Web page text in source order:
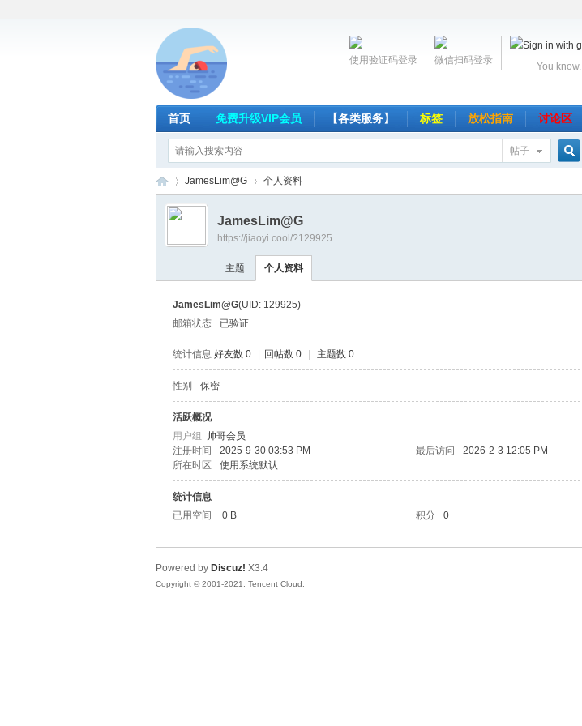
You know.
微信扫码登录
使用验证码登录
首页 免费升级VIP会员 【各类服务】 标签 放松指南 讨论区
帖子
网
›
JamesLim@G 个人资料
JamesLim@G
https://jiaoyi.cool/?129925
主题 个人资料
JamesLim@G(UID: 129925)
邮箱状态
已验证
统计信息 好友数 0 回帖数 0 主题数 0
性别 保密
活跃概况
用户组 帅哥会员
注册时间
2025-9-30 03:53 PM 最后访问 2026-2-3 12:05 PM
所在时区
使用系统默认
统计信息
已用空间
0 B 积分 0
Powered by Discuz! X3.4
Copyright © 2001-2021, Tencent Cloud.